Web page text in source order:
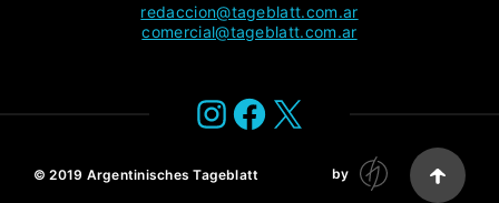
redaccion@tageblatt.com.ar
comercial@tageblatt.com.ar
Instagram
Facebook
X
© 2019 Argentinisches Tageblatt by